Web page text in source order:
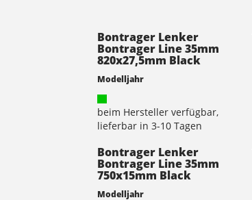
Bontrager Lenker
Bontrager Line 35mm
820x27,5mm Black
Modelljahr
beim Hersteller verfügbar,
lieferbar in 3-10 Tagen
Bontrager Lenker
Bontrager Line 35mm
750x15mm Black
Modelljahr